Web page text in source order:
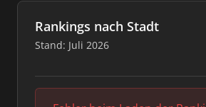
Rankings nach Stadt
Stand: Juli 2026